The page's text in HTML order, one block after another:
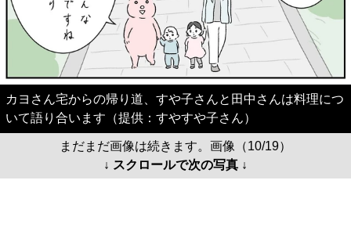
カヨさん宅からの帰り道、すや子さんと田中さんは料理につ
いて語り合います（提供：すやすや子さん）
まだまだ画像は続きます。画像（10/19）
↓ スクロールで次の写真 ↓